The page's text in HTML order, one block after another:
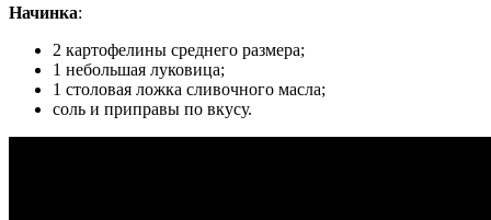
Начинка:
2 картофелины среднего размера;
1 небольшая луковица;
1 столовая ложка сливочного масла;
соль и приправы по вкусу.